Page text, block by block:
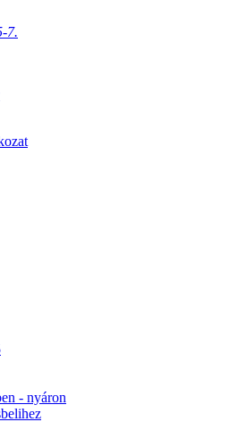
7.
- nyáron